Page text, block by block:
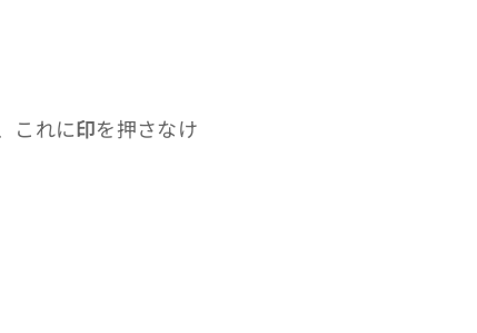
これに印を押さなけ